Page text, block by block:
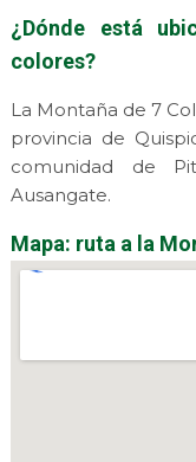
¿Dónde está
colores?
La Montaña de 7
provincia de
comunidad de
Ausangate.
Mapa: ruta a la